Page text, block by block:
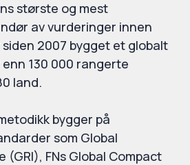
største og mest
av vurderinger innen
2007 bygget et globalt
130 000 rangerte
land.
bygger på
som Global
(GRI), FNs Global Compact